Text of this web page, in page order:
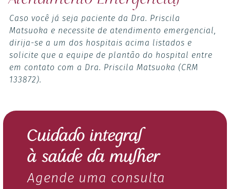
Caso você já seja paciente da Dra. Priscila
Matsuoka e necessite de atendimento emergencial,
dirija-se a um dos hospitais acima listados e
solicite que a equipe de plantão do hospital entre
em contato com a Dra. Priscila Matsuoka (CRM
133872).
Cuidado integral
à saúde da mulher
Agende uma consulta